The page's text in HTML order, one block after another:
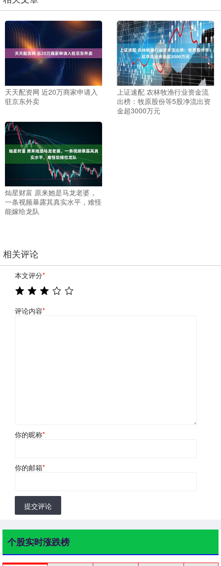
天天配资网 近20万商家申请入
驻京东外卖
上证速配 农林牧渔行业资金流
出榜：牧原股份等5股净流出资
金超3000万元
灿星财富 原来她是马龙老婆，
一条视频暴露其真实水平，难怪
能嫁给龙队
相关评论
本文评分*
评论内容*
你的昵称*
你的邮箱*
提交评论
个股实时涨跌榜